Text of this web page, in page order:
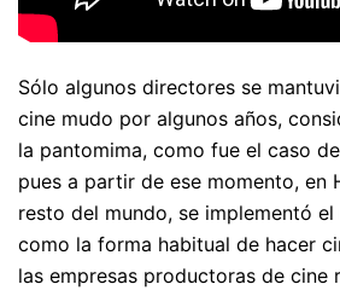
Sólo algunos directores se
cine mudo por algunos años,
la pantomima, como fue el caso
pues a partir de ese momento, en
resto del mundo, se implementó
como la forma habitual de hacer
las empresas productoras de cine